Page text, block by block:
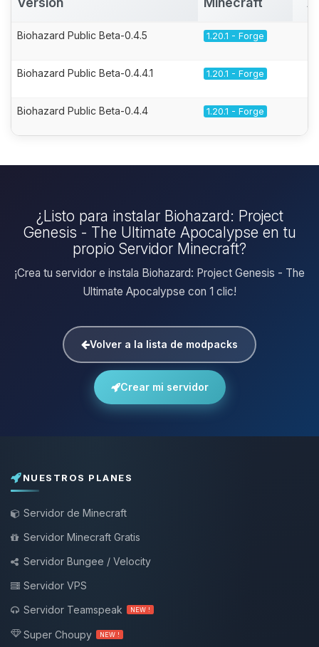
Biohazard Public Beta-0.4.5 1.20.1 - Forge
Biohazard Public Beta-0.4.4.1 1.20.1 - Forge
Biohazard Public Beta-0.4.4 1.20.1 - Forge
¿Listo para instalar Biohazard: Project
Genesis - The Ultimate Apocalypse en tu
propio Servidor Minecraft?
¡Crea tu servidor e instala Biohazard: Project Genesis - The
Ultimate Apocalypse con 1 clic!
Volver a la lista de modpacks
Crear mi servidor
NUESTROS PLANES
Servidor de Minecraft
Servidor Minecraft Gratis
Servidor Bungee / Velocity
Servidor VPS
Servidor Teamspeak
NEW !
Super Choupy NEW !